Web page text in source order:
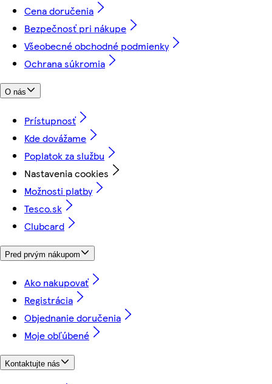
Cena doručenia
Bezpečnosť pri nákupe
Všeobecné obchodné podmienky
Ochrana súkromia
O nás
Prístupnosť
Kde dovážame
Poplatok za službu
Nastavenia cookies
Možnosti platby
Tesco.sk
Clubcard
Pred prvým nákupom
Ako nakupovať
Registrácia
Objednanie doručenia
Moje obľúbené
Kontaktujte nás